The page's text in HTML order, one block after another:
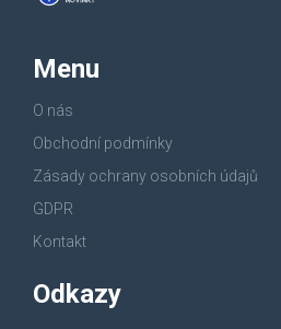
Menu
O nás
Obchodní podmínky
Zásady ochrany osobních údajů
GDPR
Kontakt
Odkazy